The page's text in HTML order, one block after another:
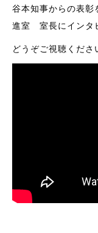
谷本知事からの表彰
進室 室長にインタ
どうぞご視聴くださ